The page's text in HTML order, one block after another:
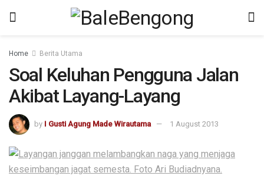
Home Berita Utama
Soal Keluhan Pengguna Jalan
Akibat Layang-Layang
by I Gusti Agung Made Wirautama 1 August 2013